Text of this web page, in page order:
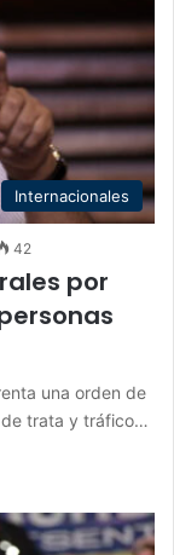
Internacionales
42
por
una orden de
trata y tráfico…